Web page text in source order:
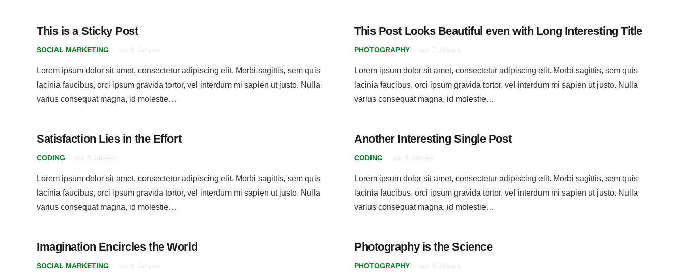
This is a Sticky Post
SOCIAL MARKETING
Lorem ipsum dolor sit amet, consectetur adipiscing elit. Morbi sagittis, sem quis
lacinia faucibus, orci ipsum gravida tortor, vel interdum mi sapien ut justo. Nulla
varius consequat magna, id molestie…
This Post Looks Beautiful even with Long Interesting Title
PHOTOGRAPHY
Lorem ipsum dolor sit amet, consectetur adipiscing elit. Morbi sagittis, sem quis
lacinia faucibus, orci ipsum gravida tortor, vel interdum mi sapien ut justo. Nulla
varius consequat magna, id molestie…
Satisfaction Lies in the Effort
CODING
Lorem ipsum dolor sit amet, consectetur adipiscing elit. Morbi sagittis, sem quis
lacinia faucibus, orci ipsum gravida tortor, vel interdum mi sapien ut justo. Nulla
varius consequat magna, id molestie…
Another Interesting Single Post
CODING
Lorem ipsum dolor sit amet, consectetur adipiscing elit. Morbi sagittis, sem quis
lacinia faucibus, orci ipsum gravida tortor, vel interdum mi sapien ut justo. Nulla
varius consequat magna, id molestie…
Imagination Encircles the World
SOCIAL MARKETING
Photography is the Science
PHOTOGRAPHY